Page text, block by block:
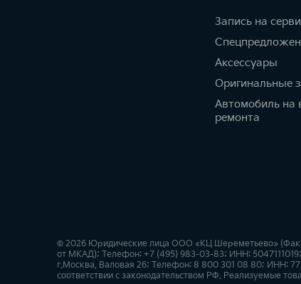
Запись на
Аксессуары
Оригинальные
Автомобиль на
ремонта
© 2026 Юридические лица ООО «КЦ Шереметьево»
от МКАД); Телефон: +7 (495) 983-03-83; ИНН:
г.Москва, Валовая 26; Телефон: 8 800 301 08 80; ИНН:
соответствии с законодательством РФ. Реализуемые